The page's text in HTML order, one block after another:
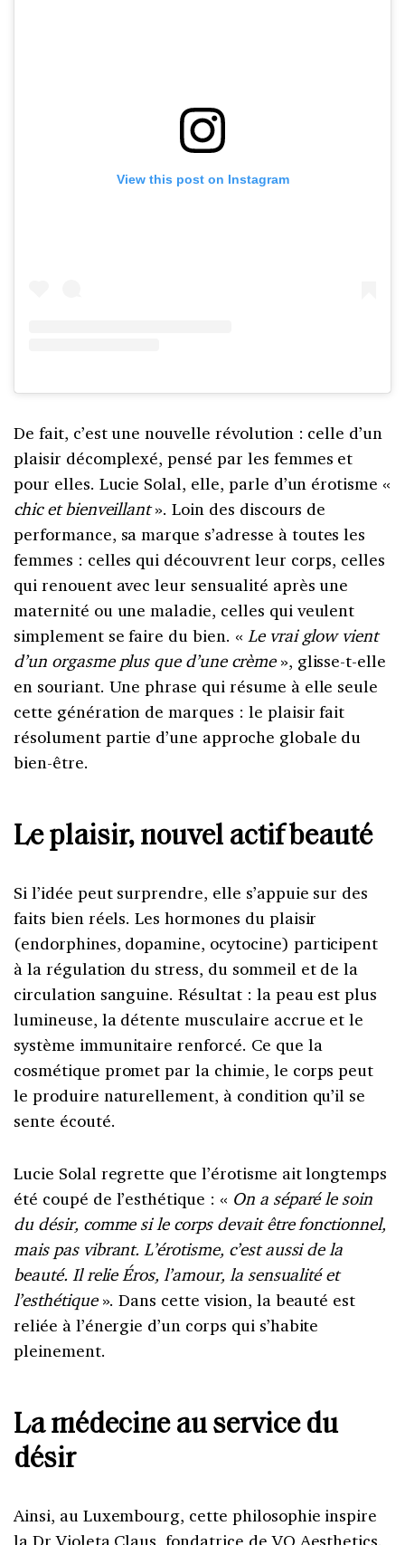
View this post on Instagram
De fait, c’est une nouvelle révolution : celle d’un
plaisir décomplexé, pensé par les femmes et
pour elles. Lucie Solal, elle, parle d’un érotisme «
chic et bienveillant». Loin des discours de
performance, sa marque s’adresse à toutes les
femmes : celles qui découvrent leur corps, celles
qui renouent avec leur sensualité après une
maternité ou une maladie, celles qui veulent
simplement se faire du bien. « Le vrai glow vient
d’un orgasme plus que d’une crème», glisse-t-elle
en souriant. Une phrase qui résume à elle seule
cette génération de marques : le plaisir fait
résolument partie d’une approche globale du
bien-être.
Le plaisir, nouvel actif beauté
Si l’idée peut surprendre, elle s’appuie sur des
faits bien réels. Les hormones du plaisir
(endorphines, dopamine, ocytocine) participent
à la régulation du stress, du sommeil et de la
circulation sanguine. Résultat : la peau est plus
lumineuse, la détente musculaire accrue et le
système immunitaire renforcé. Ce que la
cosmétique promet par la chimie, le corps peut
le produire naturellement, à condition qu’il se
sente écouté.
Lucie Solal regrette que l’érotisme ait longtemps
été coupé de l’esthétique : « On a séparé le soin
du désir, comme si le corps devait être fonctionnel,
mais pas vibrant. L’érotisme, c’est aussi de la
beauté. Il relie Éros, l’amour, la sensualité et
l’esthétique». Dans cette vision, la beauté est
reliée à l’énergie d’un corps qui s’habite
pleinement.
La médecine au service du
désir
Ainsi, au Luxembourg, cette philosophie inspire
la Dr Violeta Claus, fondatrice deVO Aesthetics.